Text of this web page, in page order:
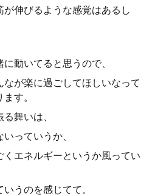
伸びるような感覚はあるし
動いてると思うので、
なが楽に過ごしてほしいなって
す。
舞いは、
っていうか、
エネルギーというか風ってい
うのを感じてて。